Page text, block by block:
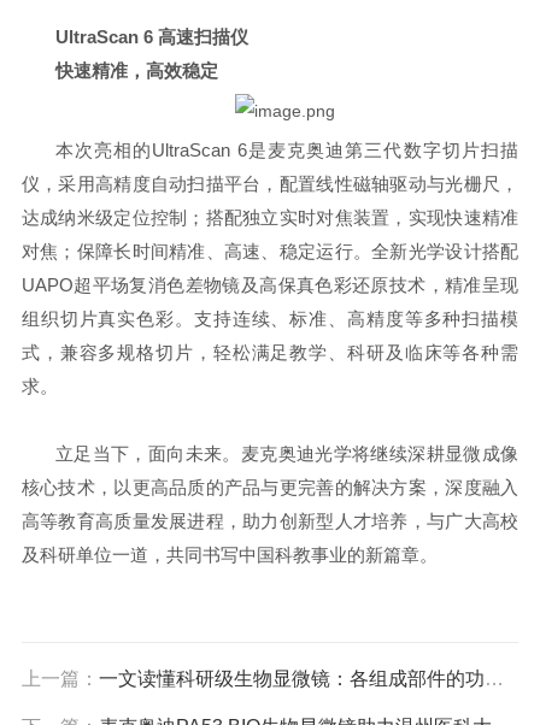
UltraScan 6 高速扫描仪
快速精准，高效稳定
本次亮相的UltraScan 6是麦克奥迪第三代数字切片扫描
仪，采用高精度自动扫描平台，配置线性磁轴驱动与光栅尺，
达成纳米级定位控制；搭配独立实时对焦装置，实现快速精准
对焦；保障长时间精准、高速、稳定运行。全新光学设计搭配
UAPO超平场复消色差物镜及高保真色彩还原技术，精准呈现
组织切片真实色彩。支持连续、标准、高精度等多种扫描模
式，兼容多规格切片，轻松满足教学、科研及临床等各种需
求。
立足当下，面向未来。麦克奥迪光学将继续深耕显微成像
核心技术，以更高品质的产品与更完善的解决方案，深度融入
高等教育高质量发展进程，助力创新型人才培养，与广大高校
及科研单位一道，共同书写中国科教事业的新篇章。
上一篇： 一文读懂科研级生物显微镜：各组成部件的功能特点及协同工作原理